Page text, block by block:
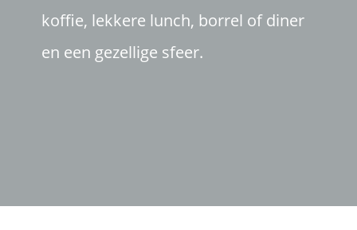
koffie, lekkere lunch, borrel of diner
en een gezellige sfeer.